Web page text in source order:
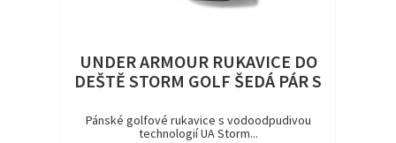
UNDER ARMOUR RUKAVICE DO
DEŠTĚ STORM GOLF ŠEDÁ PÁR S
Pánské golfové rukavice s vodoodpudivou
technologií UA Storm...